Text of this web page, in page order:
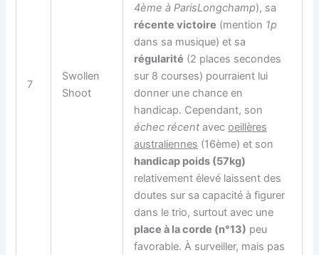
7
Swollen
Shoot
4ème à ParisLongchamp), sa
récente victoire (mention 1p
dans sa musique) et sa
régularité (2 places secondes
sur 8 courses) pourraient lui
donner une chance en
handicap. Cependant, son
échec récent avecoeillères
australiennes (16ème) et son
handicap poids (57kg)
relativement élevé laissent des
doutes sur sa capacité à figurer
dans le trio, surtout avec une
place à la corde (n°13) peu
favorable. À surveiller, mais pas